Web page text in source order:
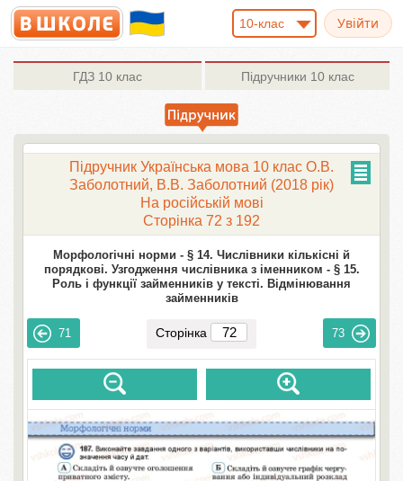
10-клас
ГДЗ 10 клас Підручники 10 клас
Підручник Українська мова 10 клас О.В.
Заболотний, В.В. Заболотний (2018 рік)
На російській мові
Сторінка 72 з 192
Морфологічні норми - § 14. Числівники кількісні й
порядкові. Узгодження числівника з іменником - § 15.
Роль і функції займенників у тексті. Відмінювання
займенників
71 Сторінка 73